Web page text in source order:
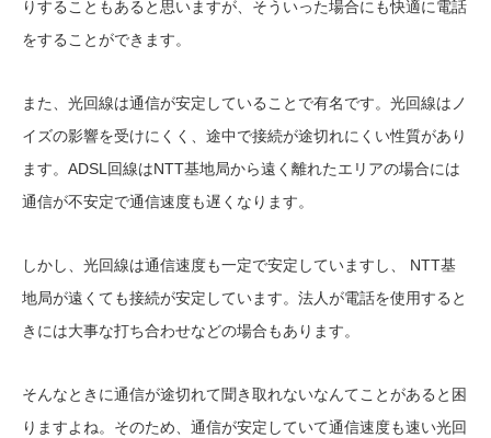
りすることもあると思いますが、そういった場合にも快適に電話
をすることができます。
また、光回線は通信が安定していることで有名です。光回線はノ
イズの影響を受けにくく、途中で接続が途切れにくい性質があり
ます。ADSL回線はNTT基地局から遠く離れたエリアの場合には
通信が不安定で通信速度も遅くなります。
しかし、光回線は通信速度も一定で安定していますし、 NTT基
地局が遠くても接続が安定しています。法人が電話を使用すると
きには大事な打ち合わせなどの場合もあります。
そんなときに通信が途切れて聞き取れないなんてことがあると困
りますよね。そのため、通信が安定していて通信速度も速い光回